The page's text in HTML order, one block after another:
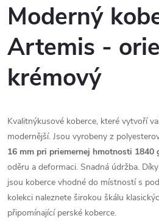
Moderný
Artemis -
krémový
Kvalitnýkusové koberce, které vytvoří
modernější. Jsou vyrobeny z
16 mm pri priemernej hmotnosti 1840
oděru a deformaci. Snadná údržba.
jsou koberce vhodné do místností s
kolekci naleznete širokou škálu
připomínající perské koberce.